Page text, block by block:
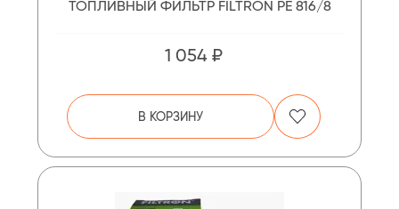
ТОПЛИВНЫЙ ФИЛЬТР FILTRON PE 816/8
1 054 ₽
В КОРЗИНУ